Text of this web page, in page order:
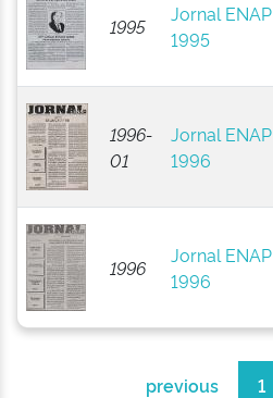
1995
Jornal ENAP
1995
1996-
01
Jornal ENAP
1996
1996
Jornal ENAP
1996
previous 1